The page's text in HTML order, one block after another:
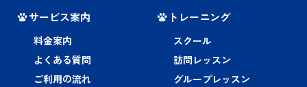
サービス案内
料金案内
よくある質問
ご利用の流れ
トレーニング
スクール
訪問レッスン
グループレッスン